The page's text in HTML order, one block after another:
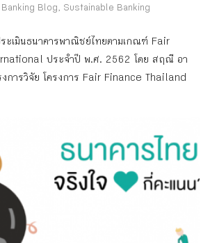
Blog, Sustainable Banking
ะเมินธนาคารพาณิชย์ไทยตามเกณฑ์ Fair
ประจำปี พ.ศ. 2562 โดย สฤณี อา
การวิจัย โครงการ Fair Finance Thailand